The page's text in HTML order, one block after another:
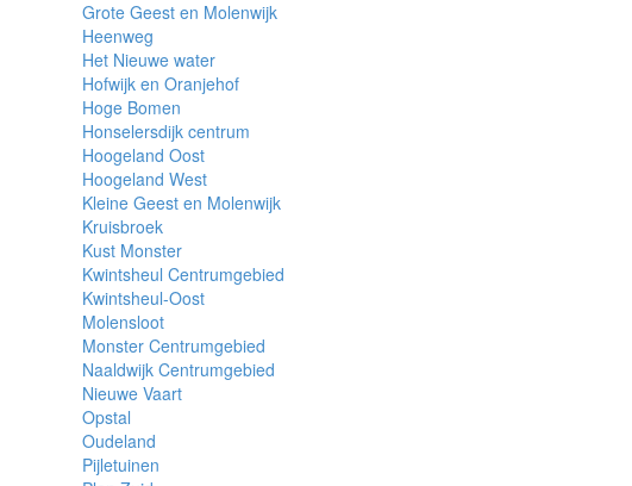
Grote Geest en Molenwijk
Heenweg
Het Nieuwe water
Hofwijk en Oranjehof
Hoge Bomen
Honselersdijk centrum
Hoogeland Oost
Hoogeland West
Kleine Geest en Molenwijk
Kruisbroek
Kust Monster
Kwintsheul Centrumgebied
Kwintsheul-Oost
Molensloot
Monster Centrumgebied
Naaldwijk Centrumgebied
Nieuwe Vaart
Opstal
Oudeland
Pijletuinen